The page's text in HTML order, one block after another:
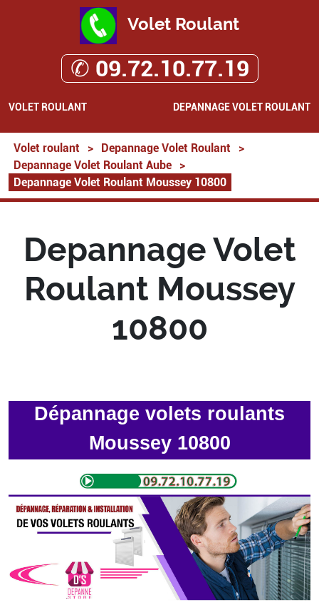
Volet Roulant
✆ 09.72.10.77.19
VOLET ROULANT DEPANNAGE VOLET ROULANT
Volet roulant > Depannage Volet Roulant
>
Depannage Volet Roulant Aube
>
Depannage Volet Roulant Moussey 10800
Depannage Volet
Roulant Moussey
10800
Dépannage volets roulants
Moussey 10800